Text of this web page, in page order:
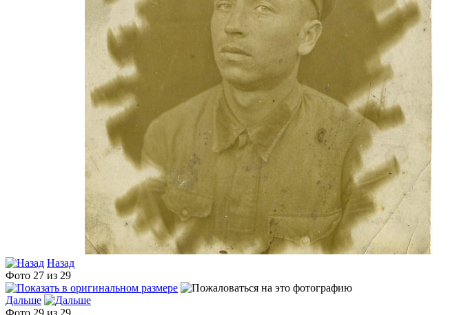
Назад
Фото 27 из 29
Дальше
Фото 29 из 29